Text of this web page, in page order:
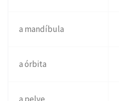
a mandíbula
a órbita